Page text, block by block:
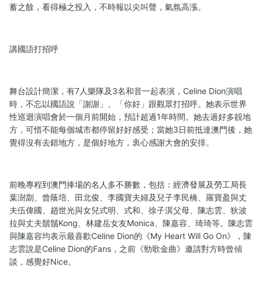
蓄之餘，看得極之投入，不時報以尖叫聲，氣氛高漲。
講國語打招呼
舞台設計簡潔，有7人樂隊及3名和音一起表演，Celine Dion演唱
時，不忘以國語說「謝謝」、「你好」跟觀眾打招呼。她表示世界
性巡迴演唱會於一個月前開始，預計超過1年時間。她去過好多靚地
方，可惜不能每個城市都停留好好感受；當她3日前抵達澳門後，她
覺得沒有去錯地方，是個好地方，衷心感謝大會的安排。
前晚專程到澳門捧場的名人多不勝數，包括：經濟發展及勞工局長
葉澍劏、曾蔭培、田北俊、李國寶夫婦及兒子李民橋、羅寶盈與丈
夫伍偉國、趙世光與女兒式明、式和、徐子淇父母、陳志雲、狄波
拉與丈夫鬍鬚Kong、林建岳女友Monica、陳嘉容、琦琦等。陳志雲
與陳嘉容均表示最喜歡Celine Dion的《My Heart Will Go On》，陳
志雲說是Celine Dion的Fans，之前《勁歌金曲》邀請對方時曾傾
談，感覺好Nice。